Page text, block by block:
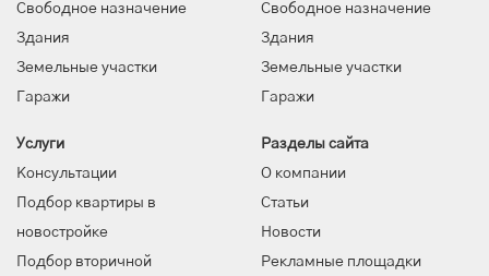
Свободное назначение
Здания
Земельные участки
Гаражи
Свободное назначение
Здания
Земельные участки
Гаражи
Услуги
Консультации
Подбор квартиры в
новостройке
Подбор вторичной
Разделы сайта
О компании
Статьи
Новости
Рекламные площадки